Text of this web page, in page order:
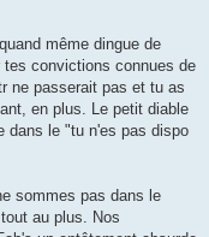
même dingue de
convictions connues de
ne passerait pas et tu as
en plus. Le petit diable
dans le "tu n'es pas dispo
sommes pas dans le
au plus. Nos